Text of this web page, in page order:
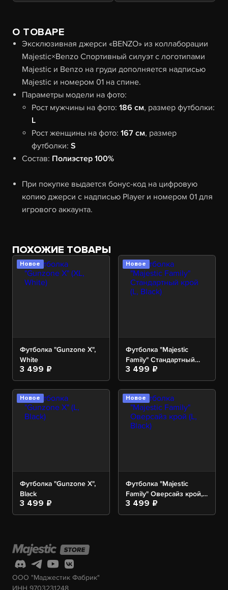
О ТОВАРЕ
Эксклюзивная джерси «BENZO» из коллаборации
Majestic×Benzo Спортивный силуэт с логотипами
Majestic и Benzo на груди дополняется надписью
Majestic и номером 01 на спине.
Параметры модели на фото:
Рост мужчины на фото:186 см, размер футболки:
L
Рост женщины на фото:167 см, размер
футболки:S
Состав: Полиэстер 100%
При покупке выдается бонус-код на цифровую
копию джерси с надписью Player и номером 01 для
игрового аккаунта.
ПОХОЖИЕ ТОВАРЫ
Новое
Футболка "Gunzone X",
White
3 499 ₽
Новое
Футболка "Majestic
Family" Стандартный
крой, Black
3 499 ₽
Новое
Футболка "Gunzone X",
Black
3 499 ₽
Новое
Футболка "Majestic
Family" Оверсайз крой,
Black
3 499 ₽
ООО "Маджестик Фабрик"
ИНН 9703231248